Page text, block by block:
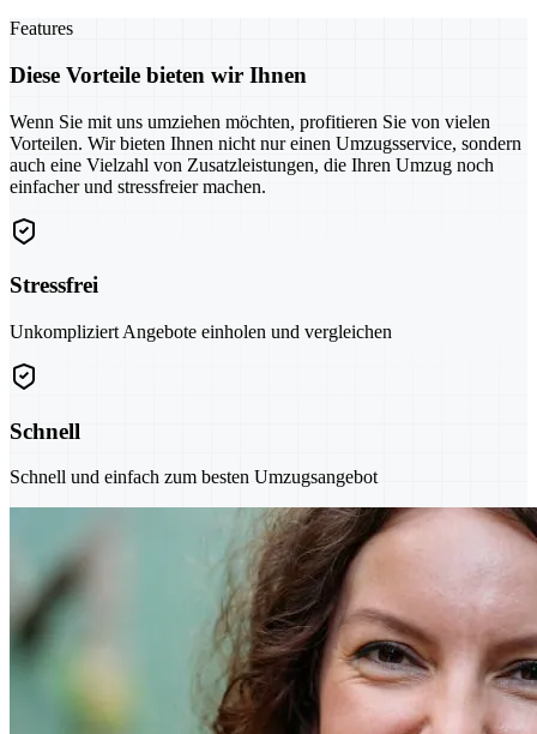
Features
Diese Vorteile bieten wir Ihnen
Wenn Sie mit uns umziehen möchten, profitieren Sie von vielen
Vorteilen. Wir bieten Ihnen nicht nur einen Umzugsservice, sondern
auch eine Vielzahl von Zusatzleistungen, die Ihren Umzug noch
einfacher und stressfreier machen.
Stressfrei
Unkompliziert Angebote einholen und vergleichen
Schnell
Schnell und einfach zum besten Umzugsangebot